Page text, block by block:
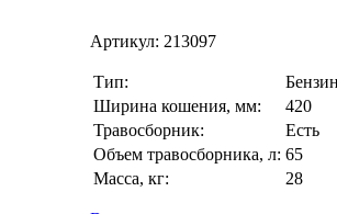
Артикул: 213097
Тип:
Ширина кошения, мм:
420
Травосборник:
Есть
Объем травосборника, л: 65
Масса, кг:
28